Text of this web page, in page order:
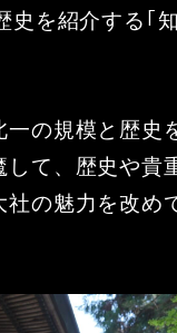
史を紹介する｢
一の規模と歴史
して、歴史や貴
社の魅力を改め